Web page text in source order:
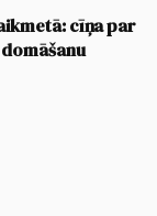
cīņa par